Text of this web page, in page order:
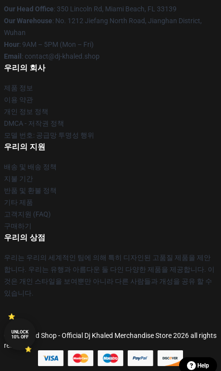
Our Head Office: 350 Lincoln Rd, Miami Beach, FL 33139
Our Warehouse: No. 1212 Jiefang North Road, Jianghan District,
Wuhan
Hour: 9AM – 5PM (Mon – Fri)
Email : contact@dj-khaled.shop
우리의 회사
제품 정보
이용 약관
개인 정보 정책
DMCA - 저작권 정책
모델 번호: 공급망 투명성 행위
우리의 지원
배송 및 배송 정책
지불 기간
반품 및 환불 정책
기타 제품
고객지원 (FAQ)
구매하기
우리의 상점
우리는 우리의 세계적인 팀에 의해 특히 디자인된 고품질 제품을 제안
합니다. 우리는 유행과 아름다운 둘 다인 다양한 제품을 제공합니다. 이
것은 개인 스타일을 보여뿐만 아니라 다른 사람들과 개성을 공유 할 수
있습니다.
© Dj Khaled Shop - Official Dj Khaled Merchandise Store 2026 all rights
reserved
UNLOCK
10% OFF
Help